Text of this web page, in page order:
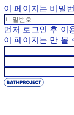
이 페이지는 비밀
먼저 로그인 후 이
이 페이지는 만 볼